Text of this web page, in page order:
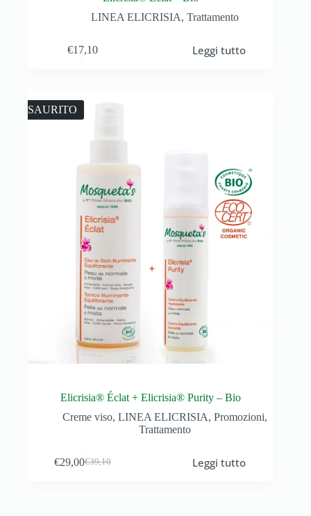
LINEA ELICRISIA, Trattamento
€17,10 Leggi tutto
ESAURITO
Elicrisia® Éclat + Elicrisia® Purity – Bio
Creme viso, LINEA ELICRISIA, Promozioni,
Trattamento
€39,10
€29,00 Leggi tutto